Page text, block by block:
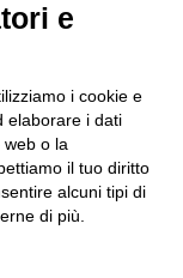
e
i cookie e
elaborare i dati
o la
il tuo diritto
alcuni tipi di
di più.